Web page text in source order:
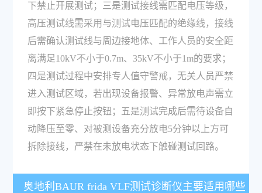
下禁止开展测试；三是测试接线需匹配电压等级，
高压测试线需采用与测试电压匹配的绝缘线，接线
后需确认测试线与周边接地体、工作人员的安全距
离满足10kV不小于0.7m、35kV不小于1m的要求；
四是测试过程中安排专人值守警戒，无关人员严禁
进入测试区域，若出现设备报警、异常放电声需立
即按下紧急停止按钮；五是测试完成后需待设备自
动降压至零、对被测设备充分放电5分钟以上方可
拆除接线，严禁在未放电状态下触碰测试回路。
奥地利BAUR frida VLF测试诊断仪主要适用哪些